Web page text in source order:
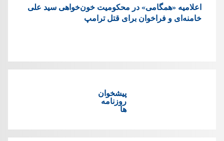
اعلامیه «همگامی» در محکومیت خون‌خواهی سید علی
خامنه‌ای و فراخوان برای قتل ترامپ
پیشخوان
روزنامه
ها